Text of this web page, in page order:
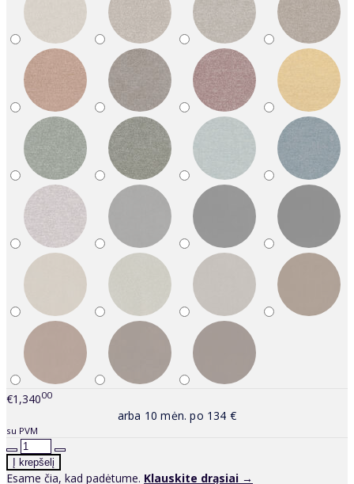
€1,34000
arba 10 mėn. po 134 €
su PVM
Esame čia, kad padėtume. Klauskite drąsiai →